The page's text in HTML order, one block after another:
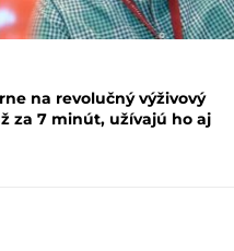
na revolučný výživový
za 7 minút, užívajú ho aj